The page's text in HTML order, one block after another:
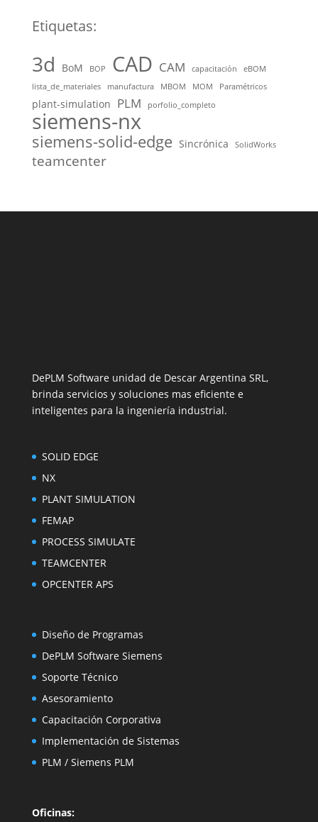
Etiquetas:
3d BoM BOP CAD CAM capacitación
eBOM
lista_de_materiales
manufactura MBOM MOM Paramétricos
plant-simulation PLM porfolio_completo
siemens-nx
siemens-solid-edge Sincrónica SolidWorks
teamcenter
DePLM Software unidad de Descar Argentina SRL,
brinda servicios y soluciones mas eficiente e
inteligentes para la ingeniería industrial.
SOLID EDGE
NX
PLANT SIMULATION
FEMAP
PROCESS SIMULATE
TEAMCENTER
OPCENTER APS
Diseño de Programas
DePLM Software Siemens
Soporte Técnico
Asesoramiento
Capacitación Corporativa
Implementación de Sistemas
PLM / Siemens PLM
Oficinas: